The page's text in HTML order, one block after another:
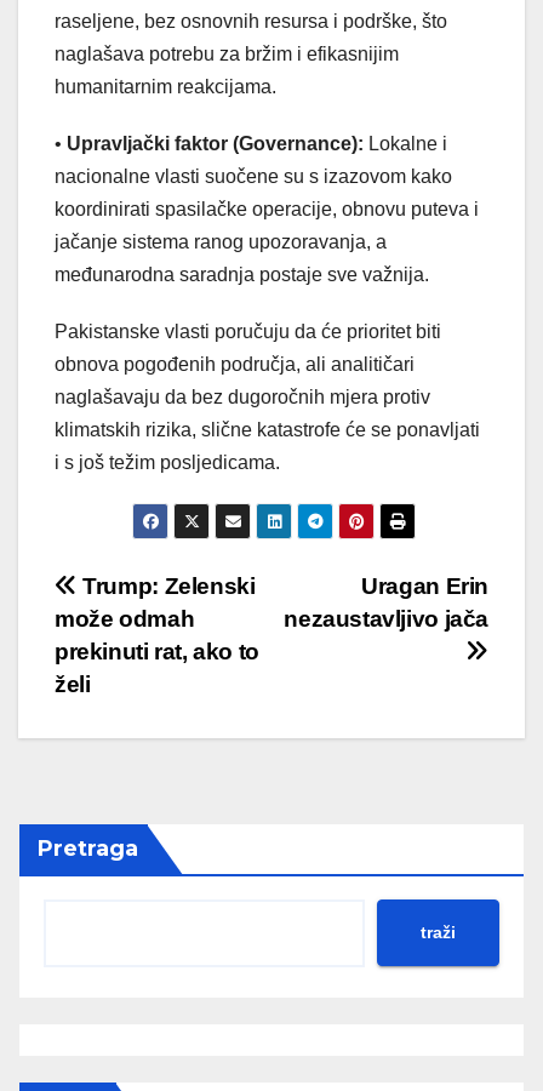
raseljene, bez osnovnih resursa i podrške, što
naglašava potrebu za bržim i efikasnijim
humanitarnim reakcijama.
• Upravljački faktor (Governance): Lokalne i
nacionalne vlasti suočene su s izazovom kako
koordinirati spasilačke operacije, obnovu puteva i
jačanje sistema ranog upozoravanja, a
međunarodna saradnja postaje sve važnija.
Pakistanske vlasti poručuju da će prioritet biti
obnova pogođenih područja, ali analitičari
naglašavaju da bez dugoročnih mjera protiv
klimatskih rizika, slične katastrofe će se ponavljati
i s još težim posljedicama.
Post
navigation
Uragan Erin
nezaustavljivo jača
Trump: Zelenski
može odmah
prekinuti rat, ako to
želi
Pretraga
traži